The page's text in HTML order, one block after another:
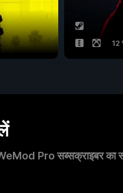
12
Pro सब्सक्राइबर का